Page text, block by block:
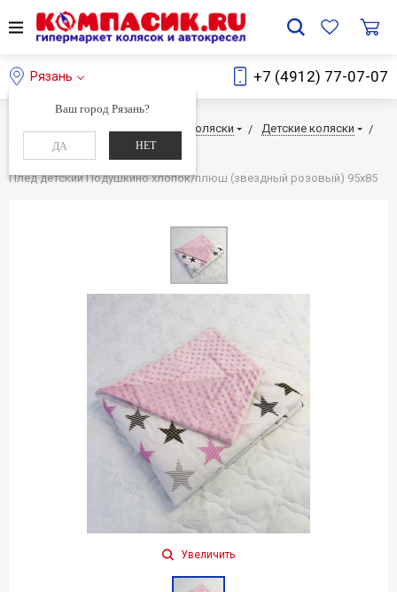
Рязань
Ваш город Рязань?
ДА НЕТ
+7 (4912) 77-07-07
Главная Каталог Детские коляски
Детские коляски
Текстиль
Плед детский Подушкино хлопок/плюш (звездный розовый) 95х85
Увеличить